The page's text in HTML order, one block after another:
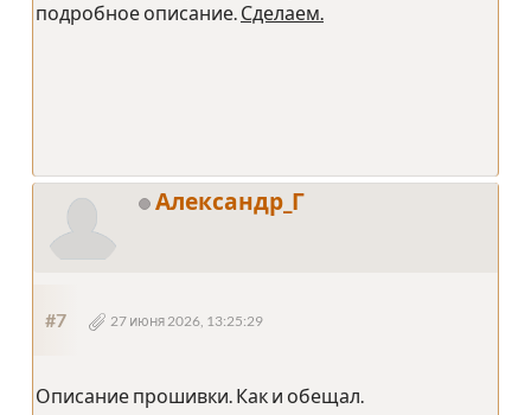
подробное описание. Сделаем.
Александр_Г
#7 27 июня 2026, 13:25:29
Описание прошивки. Как и обещал.